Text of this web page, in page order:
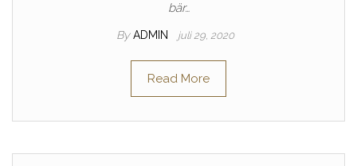
bär…
By ADMIN juli 29, 2020
Read More